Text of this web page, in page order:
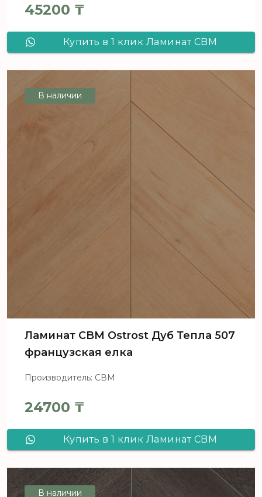
45200 ₸
Купить в 1 клик Ламинат CBM
В наличии
Ламинат CBM Ostrost Дуб Тепла 507
французская елка
Производитель: СВМ
24700 ₸
Купить в 1 клик Ламинат CBM
елка
В наличии